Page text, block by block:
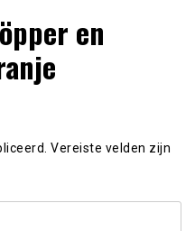
en
Vereiste velden zijn